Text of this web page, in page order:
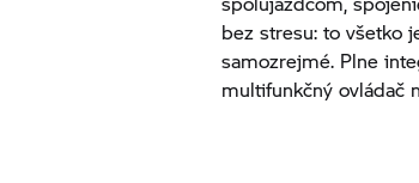
bez stresu: to všetko
samozrejmé. Plne
multifunkčný ovládač